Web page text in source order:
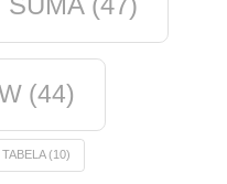
(44)
TABELA(10)